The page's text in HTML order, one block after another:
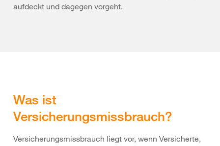
aufdeckt und dagegen vorgeht.
Was ist
Versicherungsmissbrauch?
Versicherungsmissbrauch liegt vor, wenn Versicherte,